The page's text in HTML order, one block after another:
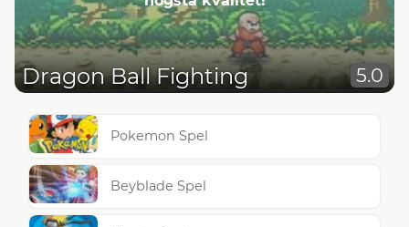
Dragon Ball Fighting 5.0
Pokemon Spel
Beyblade Spel